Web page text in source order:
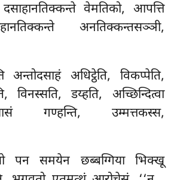
वेमतिको, आपत्ति
अनतिक्कन्तसञ्ञी,
अन्तोदसाहं अधिट्ठेति, विकप्पेति,
विनस्सति, डय्हति, अच्छिन्दित्वा
गण्हन्ति, उम्मत्तकस्स,
पन समयेन छब्बग्गिया भिक्खू